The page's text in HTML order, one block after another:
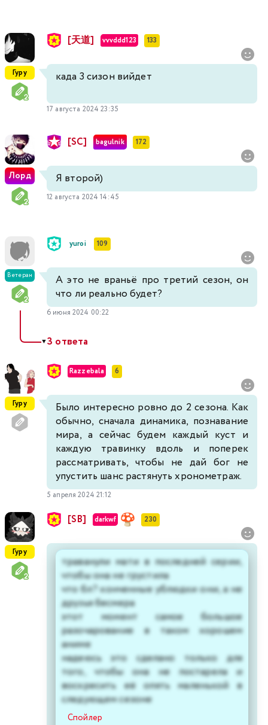
Гуру
[天道] vvvddd123 133
када 3 сизон вийдет
17 августа 2024 23:35
Лорд
[SC] bagulnik 172
Я второй)
12 августа 2024 14:45
Ветеран
yuroi 109
А это не враньё про третий сезон, он
что ли реально будет?
6 июня 2024 00:22
▼3 ответа
Гуру
Razzebala 6
Было интересно ровно до 2 сезона. Как
обычно, сначала динамика, познавание
мира, а сейчас будем каждый куст и
каждую травинку вдоль и поперек
рассматривать, чтобы не дай бог не
упустить шанс растянуть хронометраж.
5 апреля 2024 21:12
Гуру
[SB] darkwf 230
траванули мати в последней серии,
чтобы она не грустила
что бл? конченные ублюдки они, а не
друзья бесмера
этот момент самое большое
разочарование в таком хорошем
аниме
надеюсь это сделано только для
того, чтобы она не постарела и
воскресить её опять маленькой в
следующем сезоне
Спойлер